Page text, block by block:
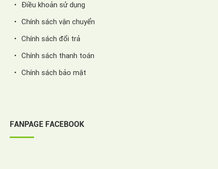
Điều khoản sử dụng
Chính sách vận chuyển
Chính sách đổi trả
Chính sách thanh toán
Chính sách bảo mật
FANPAGE FACEBOOK